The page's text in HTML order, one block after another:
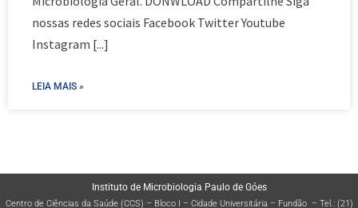
nossas redes sociais Facebook Twitter Youtube
Instagram [...]
LEIA MAIS »
Instituto de Microbiologia Paulo de Góes
Centro de Ciências da Saúde (CCS) – Bloco I – Cidade Universitária – Fundão – Tel.: (21)